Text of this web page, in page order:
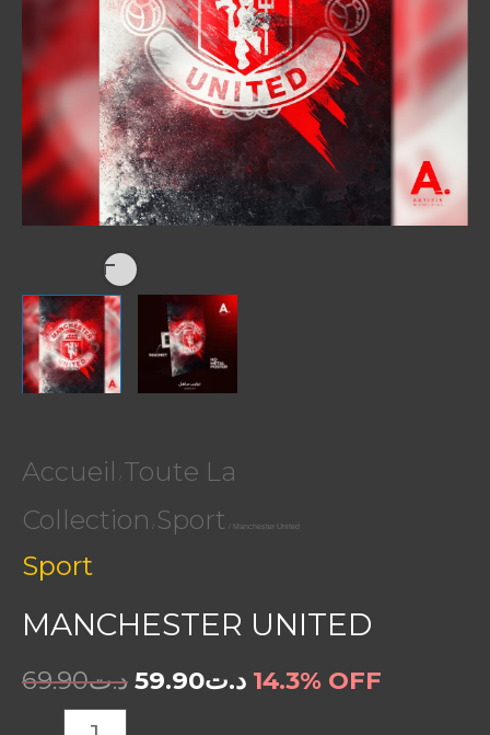
Accueil / Toute La
Collection / Sport / Manchester United
Sport
MANCHESTER UNITED
د.ت69.90 د.ت59.90 14.3% OFF